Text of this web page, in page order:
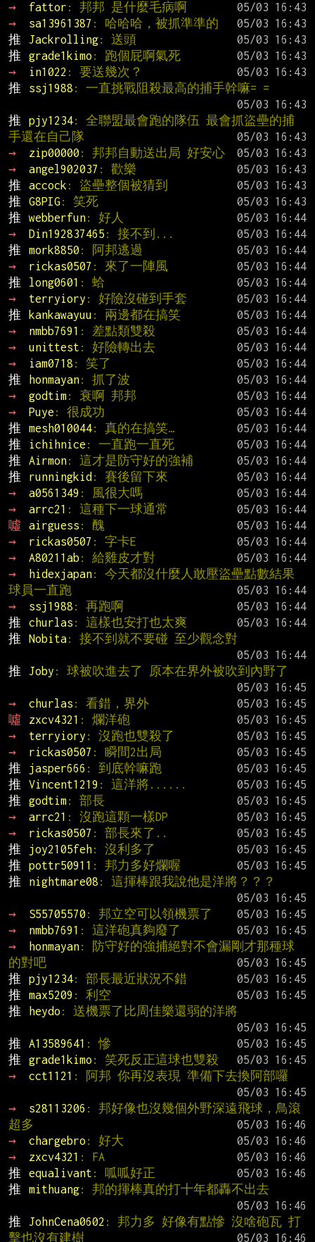
→
fattor : 邦邦 是什麼毛病啊
→
sa13961387 : 哈哈哈，被抓準準的
推
Jackrolling: 送頭
推
grade1kimo : 跑個屁啊氣死
→
in1022 : 要送幾次？
推
ssj1988 : 一直挑戰阻殺最高的捕手幹嘛= =
推
pjy1234: 全聯盟最會跑的隊伍 最會抓盜壘的捕
手還在自己隊
→
zip00000 : 邦邦自動送出局 好安心
→
angel902037 : 歡樂
推
accock : 盜壘整個被猜到
推
G8PIG: 笑死
推
webberfun: 好人
→
Din192837465 : 接不到...
推
mork8850 : 阿邦逃過
→
rickas0507 : 來了一陣風
推
long0601 : 蛤
→
terryiory : 好險沒碰到手套
推
kankawayuu : 兩邊都在搞笑
→
nmbb7691 : 差點類雙殺
→
unittest : 好險轉出去
→
iam0718 : 笑了
推
honmayan: 抓了波
→
godtim: 衰啊 邦邦
→
Puye : 很成功
推
mesh010044: 真的在搞笑…
推
ichihnice : 一直跑一直死
推
Airmon: 這才是防守好的強補
推
runningkid : 賽後留下來
→
a0561349 : 風很大嗎
→
arrc21 : 這種下一球通常
噓
airguess : 醜
→
rickas0507 : 字卡E
→
A80211ab : 給雞皮才對
→
hidexjapan: 今天都沒什麼人敢壓盜壘點數結果
球員一直跑
→
ssj1988 : 再跑啊
推
churlas : 這樣也安打也太爽
推
Nobita: 接不到就不要碰 至少觀念對
推
Joby : 球被吹進去了 原本在界外被吹到內野了
→
churlas : 看錯，界外
噓
zxcv4321 : 爛洋砲
→
terryiory : 沒跑也雙殺了
→
rickas0507 : 瞬間2出局
推
jasper666 : 到底幹嘛跑
推
Vincent1219 : 這洋將......
推
godtim: 部長
→
arrc21 : 沒跑這顆一樣DP
→
rickas0507 : 部長來了..
推
joy2105feh: 沒利多了
推
pottr50911 : 邦力多好爛喔
推
nightmare08 : 這揮棒跟我說他是洋將？？？
→
S55705570 : 邦立空可以領機票了
→
nmbb7691 : 這洋砲真夠廢了
→
honmayan: 防守好的強捕絕對不會漏剛才那種球
的對吧
推
pjy1234: 部長最近狀況不錯
推
max5209 : 利空
推
heydo : 送機票了比周佳樂還弱的洋將
推
A13589641 : 慘
推
grade1kimo : 笑死反正這球也雙殺
→
cct1121 : 阿邦 你再沒表現 準備下去換阿部囉
→
s28113206 : 邦好像也沒幾個外野深遠飛球，鳥滾
超多
→
chargebro : 好大
→
zxcv4321 : FA
推
equalivant : 呱呱好正
推
mithuang: 邦的揮棒真的打十年都轟不出去
推
JohnCena0602 : 邦力多 好像有點慘 沒啥砲瓦 打
擊也沒有建樹